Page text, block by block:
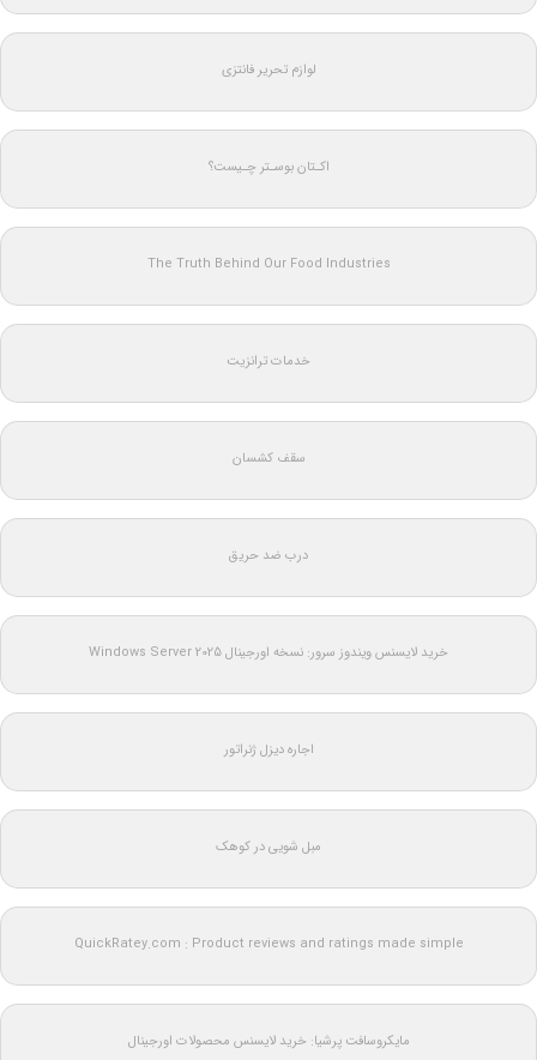
لوازم تحریر فانتزی
اکـتان بوسـتر چـیست؟
The Truth Behind Our Food Industries
خدمات ترانزیت
سقف کشسان
درب ضد حریق
خرید لایسنس ویندوز سرور: نسخه اورجینال Windows Server 2025
اجاره دیزل ژنراتور
مبل شویی در کوهک
QuickRatey.com : Product reviews and ratings made simple
مایکروسافت پرشیا: خرید لایسنس محصولات اورجینال